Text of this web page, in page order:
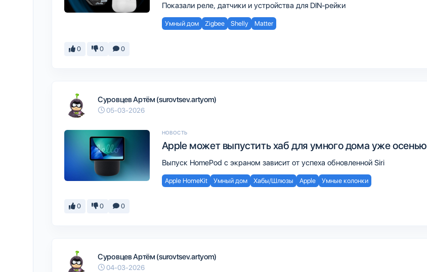
Показали реле, датчики и устройства для DIN-рейки
Умный дом Zigbee Shelly Matter
0 0 0
Суровцев Артём (surovtsev.artyom)
05-03-2026
НОВОСТЬ
Apple может выпустить хаб для умного дома уже осенью
Выпуск HomePod с экраном зависит от успеха обновленной Siri
Apple HomeKit Умный дом Хабы/Шлюзы Apple Умные колонки
0 0 0
Суровцев Артём (surovtsev.artyom)
04-03-2026